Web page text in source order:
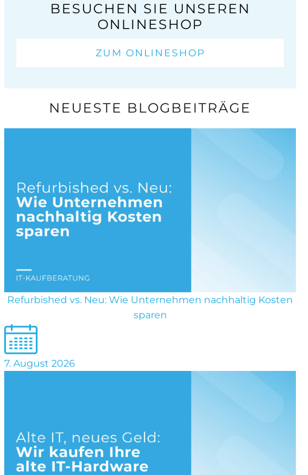
BESUCHEN SIE UNSEREN
ONLINESHOP
ZUM ONLINESHOP
NEUESTE BLOGBEITRÄGE
Refurbished vs. Neu: Wie Unternehmen nachhaltig Kosten
sparen
7. August 2026